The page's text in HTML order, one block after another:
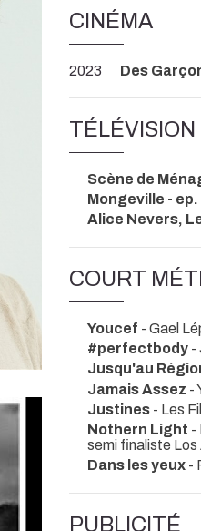
CINÉMA
2023 Des
TÉLÉVISION
Scène de
Mongeville -
Alice Nevers,
COURT
Youcef - Gael
#perfectbody -
Jusqu'au
Jamais Assez -
Justines - Les
Nothern Light -
semi finaliste
Dans les yeux -
PUBLICITÉ